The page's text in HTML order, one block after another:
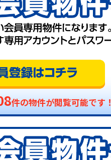
件の物件が閲覧可能です！